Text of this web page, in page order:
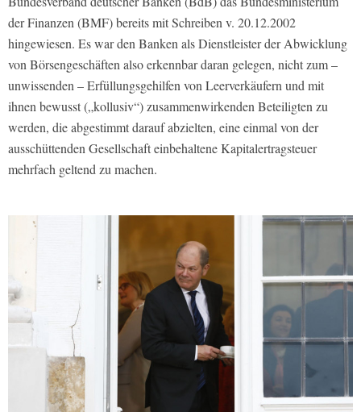
der Finanzen (BMF) bereits mit Schreiben v. 20.12.2002
hingewiesen. Es war den Banken als Dienstleister der Abwicklung
von Börsengeschäften also erkennbar daran gelegen, nicht zum –
unwissenden – Erfüllungsgehilfen von Leerverkäufern und mit
ihnen bewusst („kollusiv“) zusammenwirkenden Beteiligten zu
werden, die abgestimmt darauf abzielten, eine einmal von der
ausschüttenden Gesellschaft einbehaltene Kapitalertragsteuer
mehrfach geltend zu machen.